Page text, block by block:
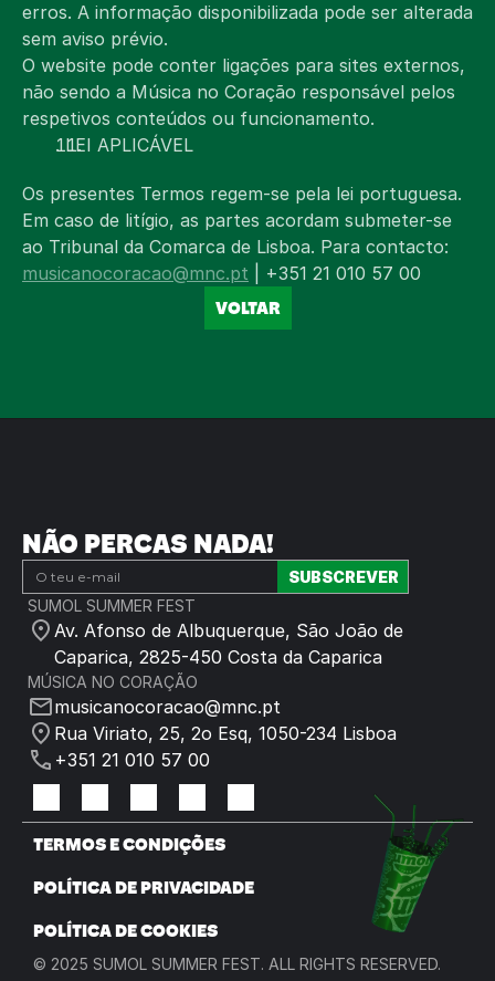
erros. A informação disponibilizada pode ser alterada
sem aviso prévio.
O website pode conter ligações para sites externos,
não sendo a Música no Coração responsável pelos
respetivos conteúdos ou funcionamento.
. LEI APLICÁVEL
Os presentes Termos regem-se pela lei portuguesa.
Em caso de litígio, as partes acordam submeter-se
musicanocoracao@mnc.pt | +351 21 010 57 00
VOLTAR
NÃO PERCAS NADA!
SUMOL SUMMER FEST
Av. Afonso de Albuquerque, São João de
Caparica, 2825-450 Costa da Caparica
MÚSICA NO CORAÇÃO
musicanocoracao@mnc.pt
Rua Viriato, 25, 2o Esq, 1050-234 Lisboa
+351 21 010 57 00
TERMOS E CONDIÇÕES
POLÍTICA DE PRIVACIDADE
POLÍTICA DE COOKIES
© 2025 SUMOL SUMMER FEST. ALL RIGHTS RESERVED.